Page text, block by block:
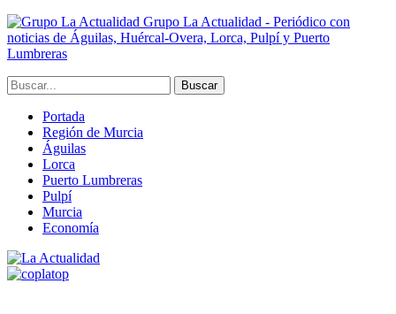
Grupo La Actualidad - Periódico con
noticias de Águilas, Huércal-Overa, Lorca, Pulpí y Puerto
Lumbreras
Portada
Región de Murcia
Águilas
Lorca
Puerto Lumbreras
Pulpí
Murcia
Economía